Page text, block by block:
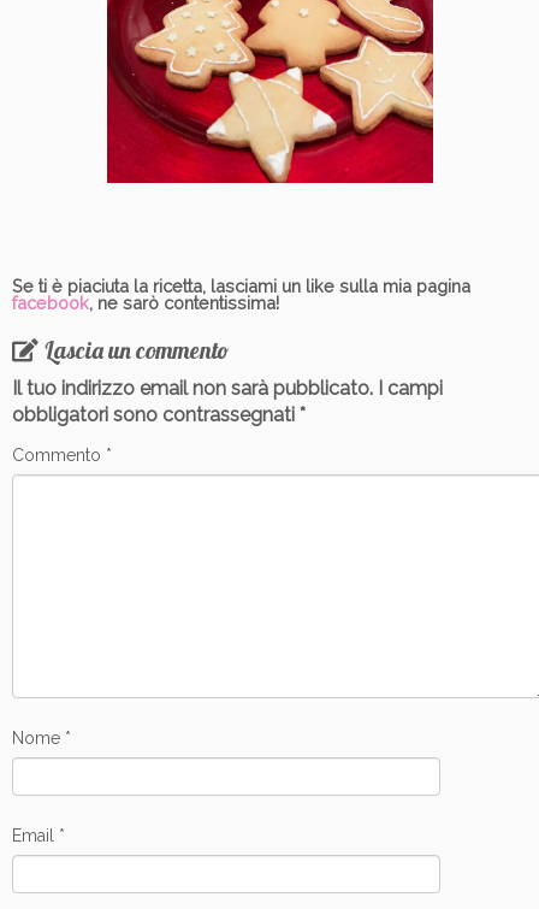
Se ti è piaciuta la ricetta, lasciami un like sulla mia pagina
facebook, ne sarò contentissima!
Lascia un commento
Il tuo indirizzo email non sarà pubblicato.
I campi
obbligatori sono contrassegnati *
Commento *
Nome *
Email *